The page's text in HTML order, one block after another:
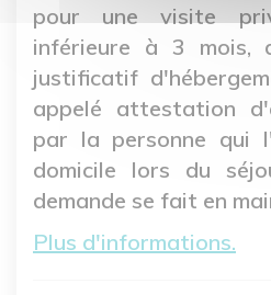
pour une visite
inférieure à 3 mois,
justificatif
appelé attestation
par la personne qui
domicile lors du
demande se fait en
Plus d'informations.